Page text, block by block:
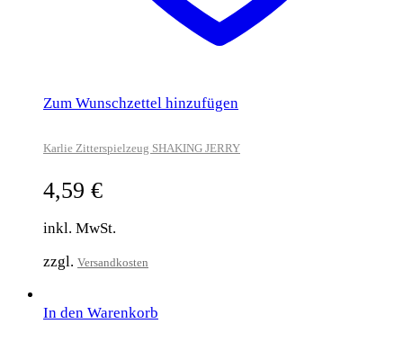
Zum Wunschzettel hinzufügen
Karlie Zitterspielzeug SHAKING JERRY
4,59 €
inkl. MwSt.
zzgl. Versandkosten
In den Warenkorb